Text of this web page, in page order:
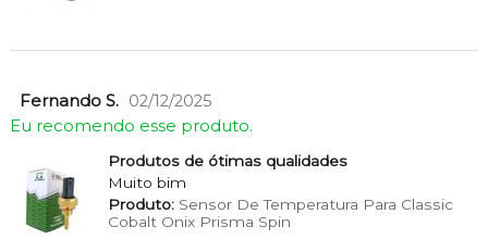
Fernando S. 02/12/2025
Eu recomendo esse produto.
Produtos de ótimas qualidades
Muito bim
Produto:Sensor De Temperatura Para Classic
Cobalt Onix Prisma Spin